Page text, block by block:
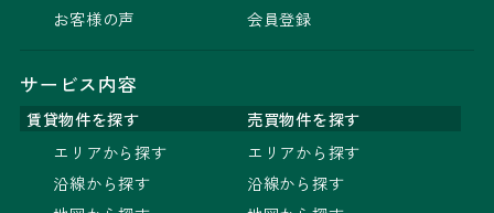
お客様の声
会員登録
サービス内容
賃貸物件を探す
売買物件を探す
エリアから探す
沿線から探す
エリアから探す
沿線から探す